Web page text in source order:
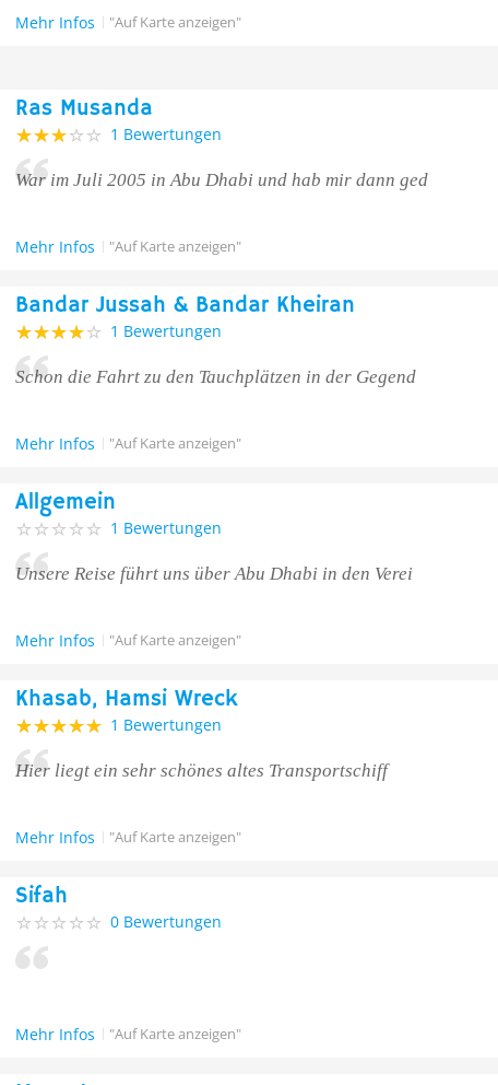
Mehr Infos "Auf Karte anzeigen"
Ras Musanda
1 Bewertungen
War im Juli 2005 in Abu Dhabi und hab mir dann ged
Mehr Infos "Auf Karte anzeigen"
Bandar Jussah & Bandar Kheiran
1 Bewertungen
Schon die Fahrt zu den Tauchplätzen in der Gegend
Mehr Infos "Auf Karte anzeigen"
Allgemein
1 Bewertungen
Unsere Reise führt uns über Abu Dhabi in den Verei
Mehr Infos "Auf Karte anzeigen"
Khasab, Hamsi Wreck
1 Bewertungen
Hier liegt ein sehr schönes altes Transportschiff
Mehr Infos "Auf Karte anzeigen"
Sifah
0 Bewertungen
Mehr Infos "Auf Karte anzeigen"